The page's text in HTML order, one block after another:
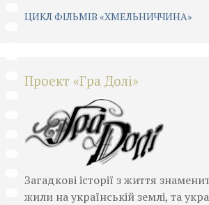
ЦИКЛ ФІЛЬМІВ «ХМЕЛЬНИЧЧИНА»
Проект «Гра Долі»
Загадкові історії з життя
жили на українській землі, та